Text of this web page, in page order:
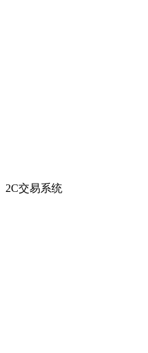
2C交易系统